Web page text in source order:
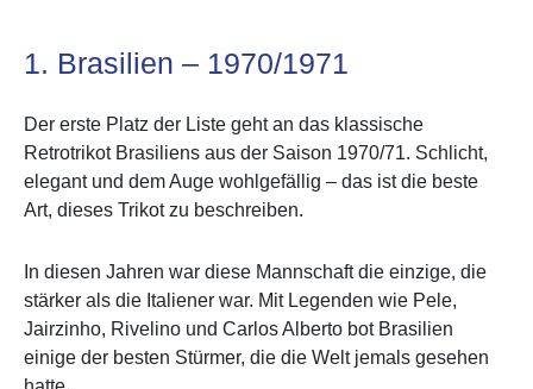
1. Brasilien – 1970/1971
Der erste Platz der Liste geht an das klassische
Retrotrikot Brasiliens aus der Saison 1970/71. Schlicht,
elegant und dem Auge wohlgefällig – das ist die beste
Art, dieses Trikot zu beschreiben.
In diesen Jahren war diese Mannschaft die einzige, die
stärker als die Italiener war. Mit Legenden wie Pele,
Jairzinho, Rivelino und Carlos Alberto bot Brasilien
einige der besten Stürmer, die die Welt jemals gesehen